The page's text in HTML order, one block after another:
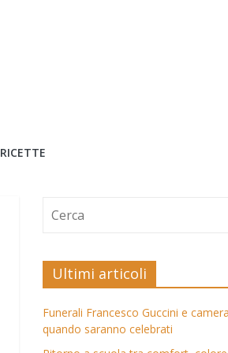
RICETTE
Ultimi articoli
Funerali Francesco Guccini e
quando saranno celebrati